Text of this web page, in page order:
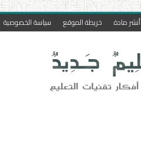
أنشر مادة خريطة الموقع سياسة الخصوصية